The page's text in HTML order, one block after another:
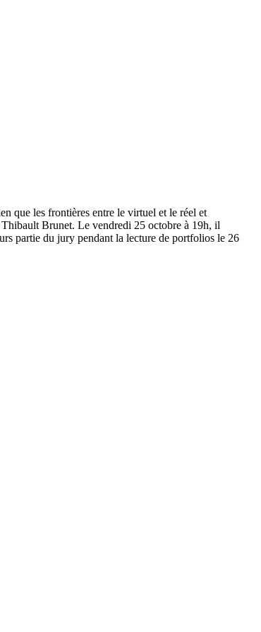
que les frontières entre le virtuel et le réel et
Brunet. Le vendredi 25 octobre à 19h, il
partie du jury pendant la lecture de portfolios le 26